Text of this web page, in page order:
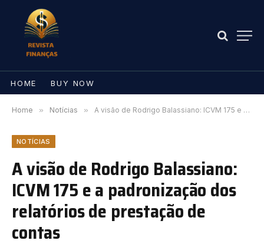
HOME BUY NOW
Home » Notícias » A visão de Rodrigo Balassiano: ICVM 175 e a padronização dos relatórios de prestação de contas
NOTÍCIAS
A visão de Rodrigo Balassiano:
ICVM 175 e a padronização dos
relatórios de prestação de
contas